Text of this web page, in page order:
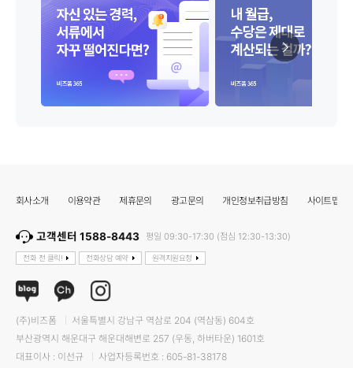
회사소개 이용약관 제휴문의 광고문의 개인정보취급방침 사이트맵
고객센터 1588-8443 평일 09:30-17:30 (점심 12:30-13:30)
전화 전 클릭! 전화상담 예약 원격지원요청
(주)비즈폼
서울특별시 강남구 역삼로 204 (역삼동) 604호
부산광역시 해운대구 해운대해변로 257 (우동, 하버타운) 1601호
대표이사 : 이선규
사업자등록번호 : 605-81-38178